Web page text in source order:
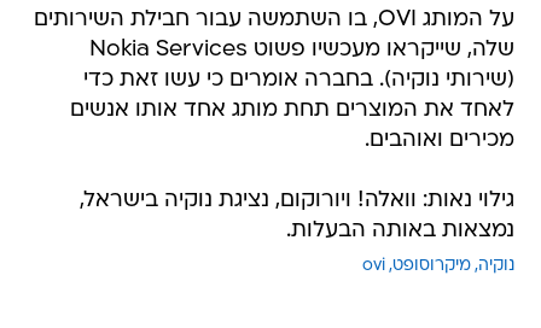
על המותג OVI, בו השתמשה עבור חבילת השירותים
שלה, שייקראו מעכשיו פשוט Nokia Services
(שירותי נוקיה). בחברה אומרים כי עשו זאת כדי
לאחד את המוצרים תחת מותג אחד אותו אנשים
מכירים ואוהבים.
גילוי נאות: וואלה! ויורוקום, נציגת נוקיה בישראל,
נמצאות באותה הבעלות.
נוקיה מיקרוסופט ovi